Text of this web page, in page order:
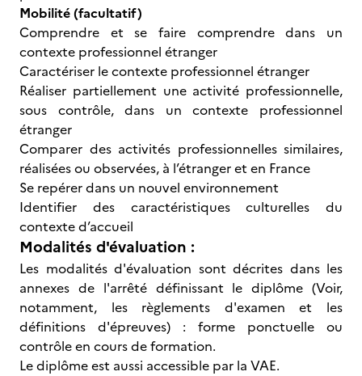
Mobilité (facultatif)
Comprendre et se faire comprendre dans un
contexte professionnel étranger
Caractériser le contexte professionnel étranger
Réaliser partiellement une activité professionnelle,
sous contrôle, dans un contexte professionnel
étranger
Comparer des activités professionnelles similaires,
réalisées ou observées, à l’étranger et en France
Se repérer dans un nouvel environnement
Identifier des caractéristiques culturelles du
contexte d’accueil
Modalités d'évaluation :
Les modalités d'évaluation sont décrites dans les
annexes de l'arrêté définissant le diplôme (Voir,
notamment, les règlements d'examen et les
définitions d'épreuves) : forme ponctuelle ou
contrôle en cours de formation.
Le diplôme est aussi accessible par la VAE.